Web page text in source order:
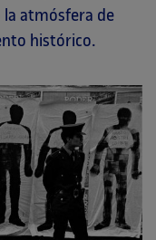
la atmósfera de
histórico.